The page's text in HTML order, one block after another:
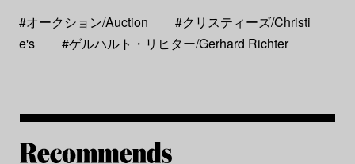
#オークション/Auction
#クリスティーズ/Christi
e's
#ゲルハルト・リヒター/Gerhard Richter